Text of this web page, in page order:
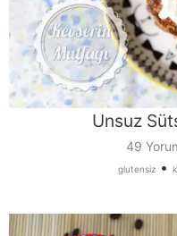
Unsuz
49
glutensiz•